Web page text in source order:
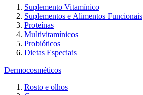
Suplemento Vitamínico
Suplementos e Alimentos Funcionais
Proteínas
Multivitamínicos
Probióticos
Dietas Especiais
Dermocosméticos
Rosto e olhos